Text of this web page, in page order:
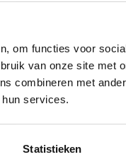
om functies voor
van onze site met
combineren met
services.
Statistieken